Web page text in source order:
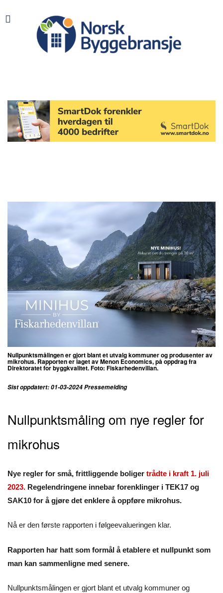
Nullpunktsmålingen er gjort blant et utvalg kommuner og produsenter av
mikrohus. Rapporten er laget av Menon Economics, på oppdrag fra
Direktoratet for byggkvalitet. Foto: Fiskarhedenvillan.
Sist oppdatert: 01-03-2024 Pressemelding
Nullpunktsmåling om nye regler for
mikrohus
Nye regler for små, frittliggende boliger trådte i kraft 1. juli
2023. Regelendringene innebar forenklinger i TEK17 og
SAK10 for å gjøre det enklere å oppføre mikrohus.
Nå er den første rapporten i følgeevalueringen klar.
Rapporten har hatt som formål å etablere et nullpunkt som
man kan sammenligne med senere.
Nullpunktsmålingen er gjort blant et utvalg kommuner og